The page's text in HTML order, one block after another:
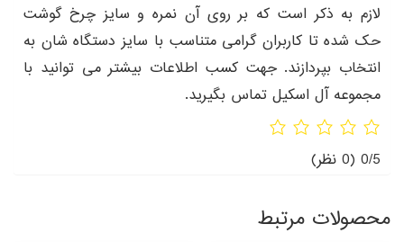
لازم به ذکر است که بر روی آن نمره و سایز چرخ گوشت
حک شده تا کاربران گرامی متناسب با سایز دستگاه شان به
انتخاب بپردازند. جهت کسب اطلاعات بیشتر می توانید با
مجموعه آل اسکیل تماس بگیرید.
0/5 (0 نظر)
محصولات مرتبط